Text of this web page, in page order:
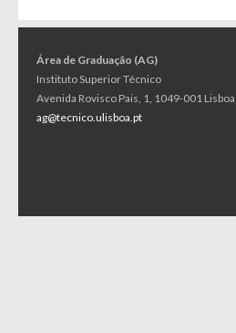
Área de Graduação (AG)
Instituto Superior Técnico
Avenida Rovisco Pais, 1, 1049-001 Lisboa
ag@tecnico.ulisboa.pt